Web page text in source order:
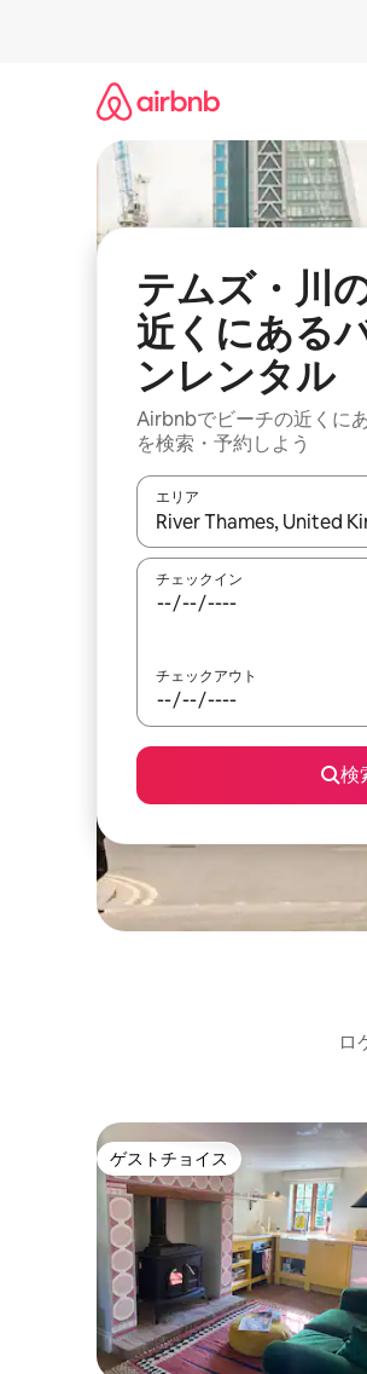
テムズ・川
近くにある
ンレンタル
Airbnbでビーチの近くに
を検索・予約しよう
エリア
検索結果が表示されたら、
チェックイン
チェックアウト
検
ロ
ゲストチョイス
ゲストチョイス